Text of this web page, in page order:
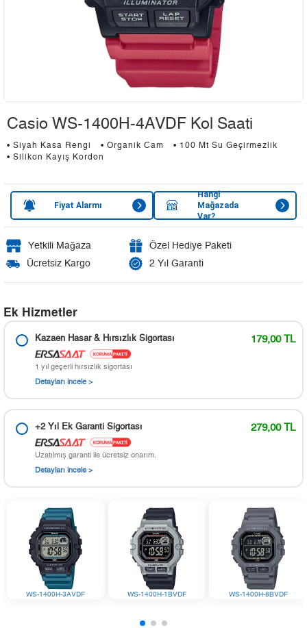
Casio WS-1400H-4AVDF Kol Saati
• Siyah Kasa Rengi • Organik Cam
• 100 Mt Su Geçirmezlik
• Silikon Kayış Kordon
Fiyat Alarmı
Hangi
Mağazada
Var?
Yetkili Mağaza
Özel Hediye Paketi
Ücretsiz Kargo
2 Yıl Garanti
Ek Hizmetler
Kazaen Hasar & Hırsızlık Sigortası 179,00 TL
1 yıl geçerli hırsızlık sigortası
Detayları incele >
+2 Yıl Ek Garanti Sigortası 279,00 TL
Uzatılmış garanti ile ücretsiz onarım.
Detayları incele >
WS-1400H-3AVDF WS-1400H-1BVDF WS-1400H-8BVDF